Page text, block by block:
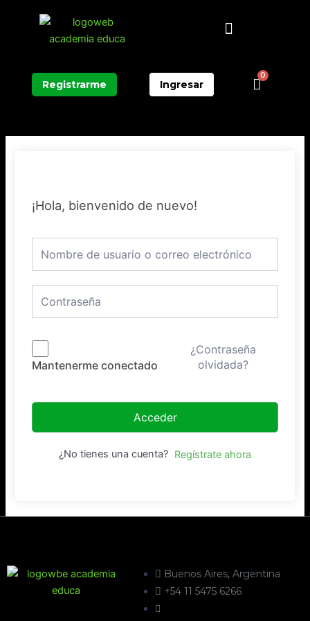
Menú
Registrarme Ingresar
0
¡Hola, bienvenido de nuevo!
Mantenerme conectado
¿Contraseña
olvidada?
Acceder
¿No tienes una cuenta? Regístrate ahora
Buenos Aires, Argentina
+54 11 5475 6266